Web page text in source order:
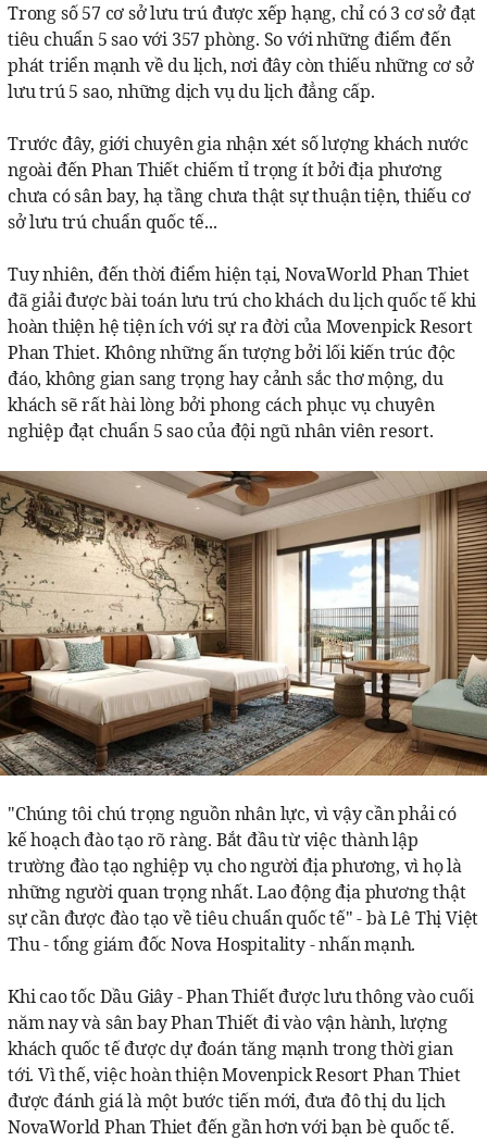
Trong số 57 cơ sở lưu trú được xếp hạng, chỉ có 3 cơ sở đạt
tiêu chuẩn 5 sao với 357 phòng. So với những điểm đến
phát triển mạnh về du lịch, nơi đây còn thiếu những cơ sở
lưu trú 5 sao, những dịch vụ du lịch đẳng cấp.
Trước đây, giới chuyên gia nhận xét số lượng khách nước
ngoài đến Phan Thiết chiếm tỉ trọng ít bởi địa phương
chưa có sân bay, hạ tầng chưa thật sự thuận tiện, thiếu cơ
sở lưu trú chuẩn quốc tế...
Tuy nhiên, đến thời điểm hiện tại, NovaWorld Phan Thiet
đã giải được bài toán lưu trú cho khách du lịch quốc tế khi
hoàn thiện hệ tiện ích với sự ra đời của Movenpick Resort
Phan Thiet. Không những ấn tượng bởi lối kiến trúc độc
đáo, không gian sang trọng hay cảnh sắc thơ mộng, du
khách sẽ rất hài lòng bởi phong cách phục vụ chuyên
nghiệp đạt chuẩn 5 sao của đội ngũ nhân viên resort.
"Chúng tôi chú trọng nguồn nhân lực, vì vậy cần phải có
kế hoạch đào tạo rõ ràng. Bắt đầu từ việc thành lập
trường đào tạo nghiệp vụ cho người địa phương, vì họ là
những người quan trọng nhất. Lao động địa phương thật
sự cần được đào tạo về tiêu chuẩn quốc tế" - bà Lê Thị Việt
Thu - tổng giám đốc Nova Hospitality - nhấn mạnh.
Khi cao tốc Dầu Giây - Phan Thiết được lưu thông vào cuối
năm nay và sân bay Phan Thiết đi vào vận hành, lượng
khách quốc tế được dự đoán tăng mạnh trong thời gian
tới. Vì thế, việc hoàn thiện Movenpick Resort Phan Thiet
được đánh giá là một bước tiến mới, đưa đô thị du lịch
NovaWorld Phan Thiet đến gần hơn với bạn bè quốc tế.